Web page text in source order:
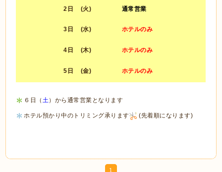
2日 (火) 通常営業
3日 (水) ホテルのみ
4日 (木) ホテルのみ
5日 (金) ホテルのみ
６日（ 土）から通常営業となります
ホテル預かり中のトリミング承ります (先着順になります)
1